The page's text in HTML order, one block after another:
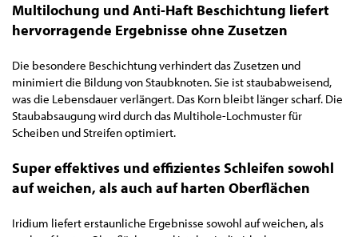
Multilochung und Anti-Haft Beschichtung liefert
hervorragende Ergebnisse ohne Zusetzen
Die besondere Beschichtung verhindert das Zusetzen und
minimiert die Bildung von Staubknoten. Sie ist staubabweisend,
was die Lebensdauer verlängert. Das Korn bleibt länger scharf. Die
Staubabsaugung wird durch das Multihole-Lochmuster für
Scheiben und Streifen optimiert.
Super effektives und effizientes Schleifen sowohl
auf weichen, als auch auf harten Oberflächen
Iridium liefert erstaunliche Ergebnisse sowohl auf weichen, als